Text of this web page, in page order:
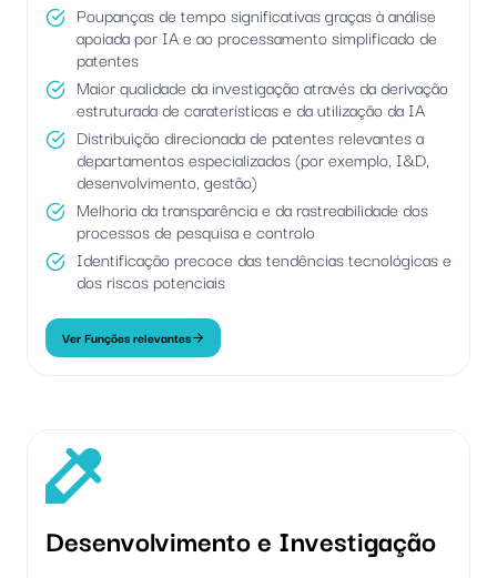
Poupanças de tempo significativas graças à análise
apoiada por IA e ao processamento simplificado de
patentes
Maior qualidade da investigação através da derivação
estruturada de caraterísticas e da utilização da IA
Distribuição direcionada de patentes relevantes a
departamentos especializados (por exemplo, I&D,
desenvolvimento, gestão)
Melhoria da transparência e da rastreabilidade dos
processos de pesquisa e controlo
Identificação precoce das tendências tecnológicas e
dos riscos potenciais
Ver Funções relevantes
Desenvolvimento e Investigação